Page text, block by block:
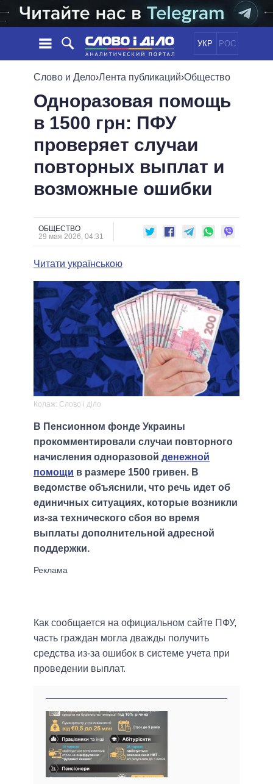
УКР РОС
НОВОСТИ
ЛЕНТА
СОБЫТИЯ
СТАТЬИ
МНЕНИЯ
ОБЗОРЫ
ДАЙДЖЕСТЫ
ПОЛИТИКА
ЭКОНОМИКА
ОБЩЕСТВО
МИР
ОБЕЩАНИЯ
ПОЛИТИКИ
ВСЕ ПОЛИТИКИ
ПРЕЗИДЕНТ И ОФИС
ВЕРХОВНАЯ РАДА
ГЛАВЫ ОБЛАДМИНИСТРАЦИЙ
МЭРЫ
ВСЕ ПЕРСОНЫ
ИНФОГРАФИКА
ВИДЕО
СРАВНЕНИЕ ПОЛИТИКОВ
Слово и Дело›Лента публикаций›Общество
Одноразовая помощь
в 1500 грн: ПФУ
проверяет случаи
повторных выплат и
возможные ошибки
ОБЩЕСТВО
29 мая 2026, 04:31
Читати українською
Колаж: Слово і діло
В Пенсионном фонде Украины
прокомментировали случаи повторного
начисления одноразовой денежной
помощи в размере 1500 гривен. В
ведомстве объяснили, что речь идет об
единичных ситуациях, которые возникли
из-за технического сбоя во время
выплаты дополнительной адресной
поддержки.
Как сообщается на официальном сайте ПФУ,
часть граждан могла дважды получить
средства из-за ошибок в системе учета при
проведении выплат.